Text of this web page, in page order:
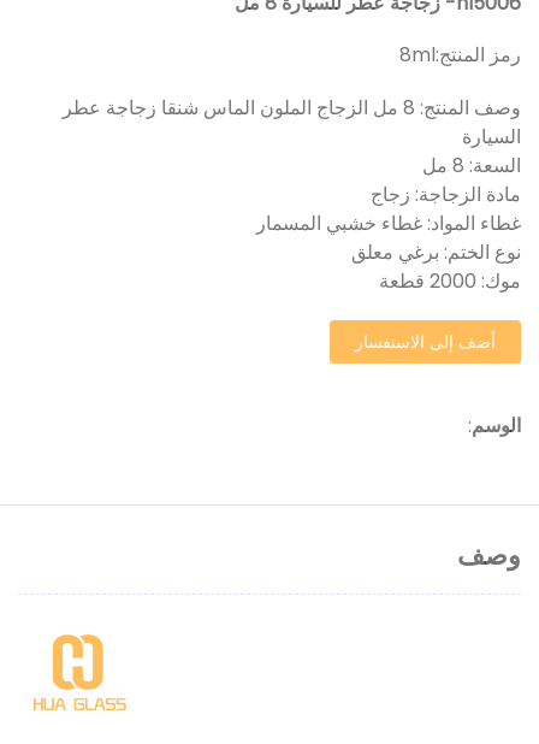
رمز المنتج:8ml
وصف المنتج: 8 مل الزجاج الملون الماس شنقا زجاجة عطر
السيارة
السعة: 8 مل
مادة الزجاجة: زجاج
غطاء المواد: غطاء خشبي المسمار
نوع الختم: برغي معلق
موك: 2000 قطعة
أضف إلى الاستفسار
الوسم:
وصف